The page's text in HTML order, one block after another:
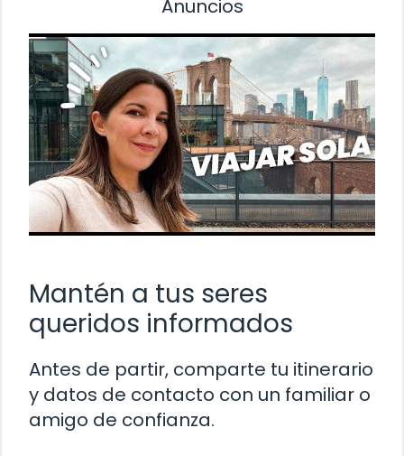
Anuncios
Mantén a tus seres
queridos informados
Antes de partir, comparte tu itinerario
y datos de contacto con un familiar o
amigo de confianza.